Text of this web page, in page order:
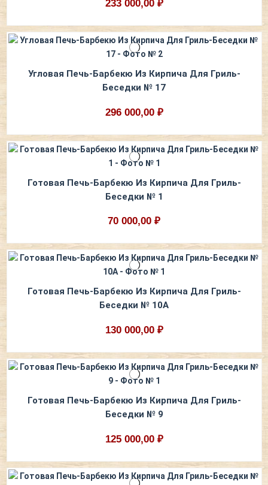
233 000,00 ₽
Угловая Печь-Барбекю Из Кирпича Для Гриль-
Беседки № 17
296 000,00 ₽
Готовая Печь-Барбекю Из Кирпича Для Гриль-
Беседки № 1
70 000,00 ₽
Готовая Печь-Барбекю Из Кирпича Для Гриль-
Беседки № 10А
130 000,00 ₽
Готовая Печь-Барбекю Из Кирпича Для Гриль-
Беседки № 9
125 000,00 ₽